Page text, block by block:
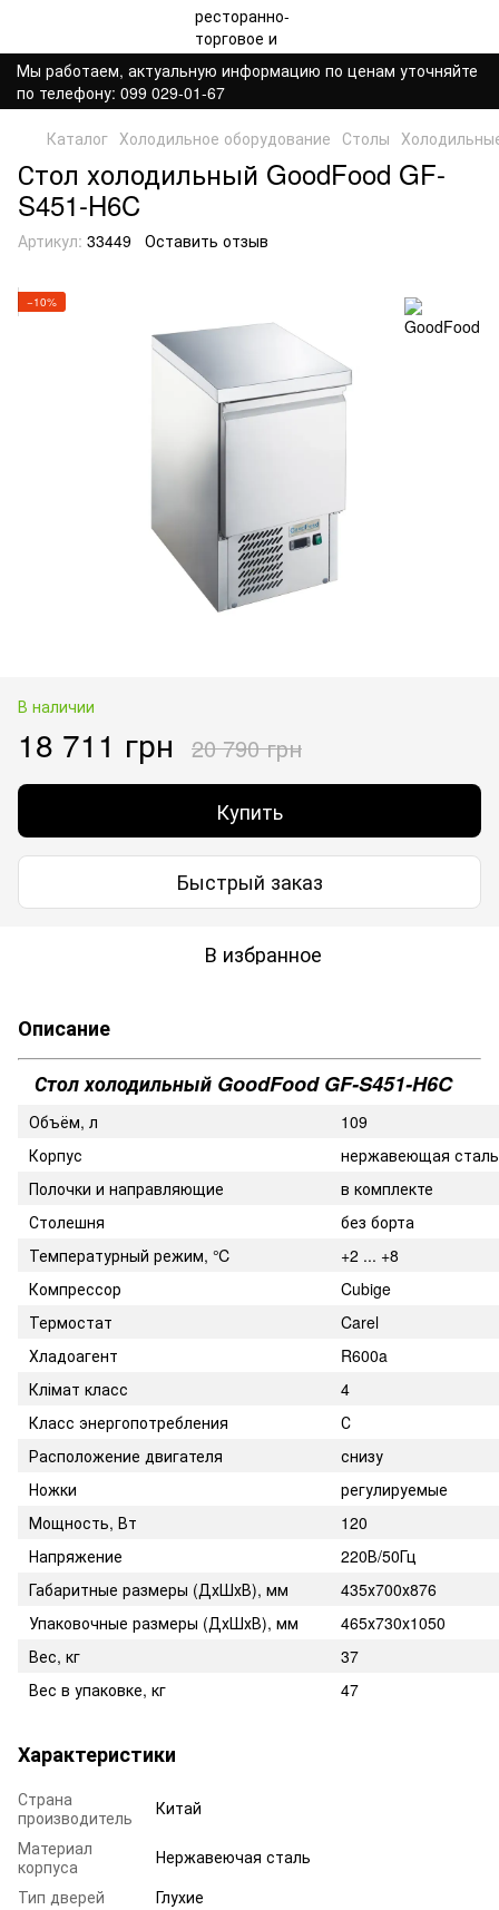
Мы работаем, актуальную информацию по ценам уточняйте
по телефону: 099 029-01-67
Каталог Холодильное оборудование Столы
Стол холодильный GoodFood GF-
S451-H6C
Артикул: 33449 Оставить отзыв
−10%
В наличии
18 711 грн 20 790 грн
Купить
Быстрый заказ
В избранное
Описание
Стол холодильный GoodFood GF-S451-H6C
Объём, л
109
Корпус
нержавеющая сталь
Полочки и направляющие
в комплекте
Столешня
без борта
Температурный режим, ℃
+2 ... +8
Компрессор
Cubige
Термостат
Carel
Хладоагент
R600a
Клімат класс
4
Класс энергопотребления
С
Расположение двигателя
снизу
Ножки
регулируемые
Мощность, Вт
120
Напряжение
220В/50Гц
Габаритные размеры (ДхШхВ), мм
435х700х876
Упаковочные размеры (ДхШхВ), мм
465х730х1050
Вес, кг
37
Вес в упаковке, кг
47
Характеристики
Страна
производитель
Китай
Материал
корпуса
Нержавеючая сталь
Тип дверей
Глухие